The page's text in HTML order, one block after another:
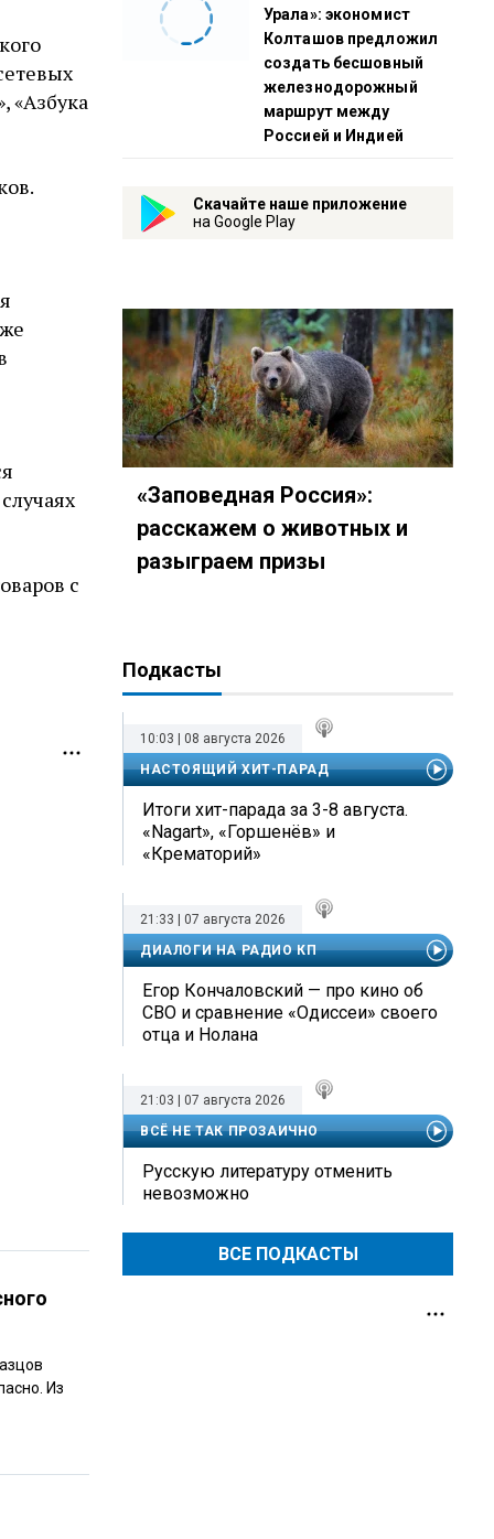
«Азбука
с
Из
Урала»: экономист
Колташов предложил
создать бесшовный
железнодорожный
маршрут между
Россией и Индией
Скачайте наше приложение
на Google Play
«Заповедная Россия»:
расскажем о животных и
разыграем призы
Подкасты
10:03 | 08 августа 2026
НАСТОЯЩИЙ ХИТ-ПАРАД
Итоги хит-парада за 3-8 августа.
«Nagart», «Горшенёв» и
«Крематорий»
21:33 | 07 августа 2026
ДИАЛОГИ НА РАДИО КП
Егор Кончаловский — про кино об
СВО и сравнение «Одиссеи» своего
отца и Нолана
21:03 | 07 августа 2026
ВСЁ НЕ ТАК ПРОЗАИЧНО
Русскую литературу отменить
невозможно
ВСЕ ПОДКАСТЫ